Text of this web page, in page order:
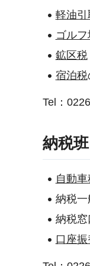
軽油引
ゴル
鉱区税
宿泊税
Tel：
納税班
自動車
納税一
納税窓
口座振